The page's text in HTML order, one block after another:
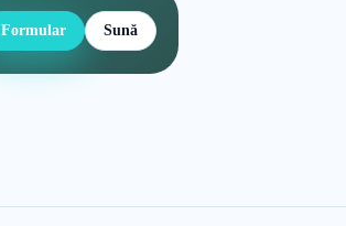
Formular Sună